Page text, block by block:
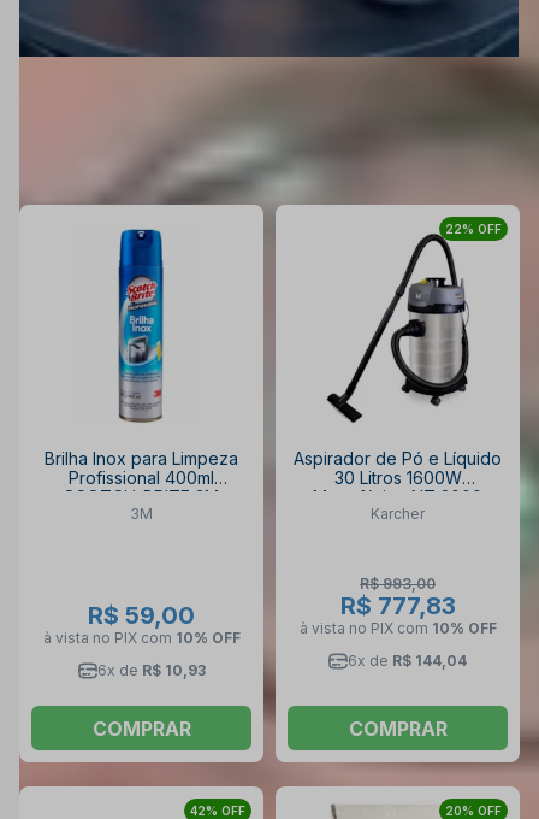
Brilha Inox para Limpeza
Profissional 400ml
SCOTCH-BRITE 3M
3M
R$ 59,00
à vista no PIX com 10% OFF
6x de R$ 10,93
COMPRAR
22% OFF
Aspirador de Pó e Líquido
30 Litros 1600W
Monofásico NT 3000
KARCHER
Karcher
R$ 993,00
R$ 777,83
à vista no PIX com 10% OFF
6x de R$ 144,04
COMPRAR
42% OFF 20% OFF